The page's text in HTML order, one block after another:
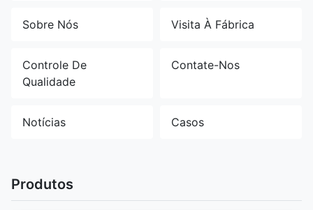
Sobre Nós Visita À Fábrica
Controle De
Qualidade
Contate-Nos
Notícias Casos
Produtos